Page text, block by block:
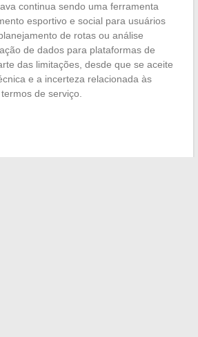
continua sendo uma ferramenta
esportivo e social para usuários
de rotas ou análise
de dados para plataformas de
das limitações, desde que se aceite
e a incerteza relacionada às
de serviço.